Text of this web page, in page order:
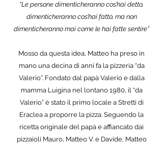
“Le persone dimenticheranno cos’hai detto,
dimenticheranno cos’hai fatto, ma non
dimenticheranno mai come le hai fatte sentire”​
Mosso da questa idea, Matteo ha preso in
mano una decina di anni fa la pizzeria “da
Valerio”. Fondato dal papà Valerio e dalla
mamma Luigina nel lontano 1980, il “da
Valerio” è stato il primo locale a Stretti di
Eraclea a proporre la pizza. Seguendo la
ricetta originale del papà e affiancato dai
pizzaioli Mauro, Matteo V. e Davide, Matteo